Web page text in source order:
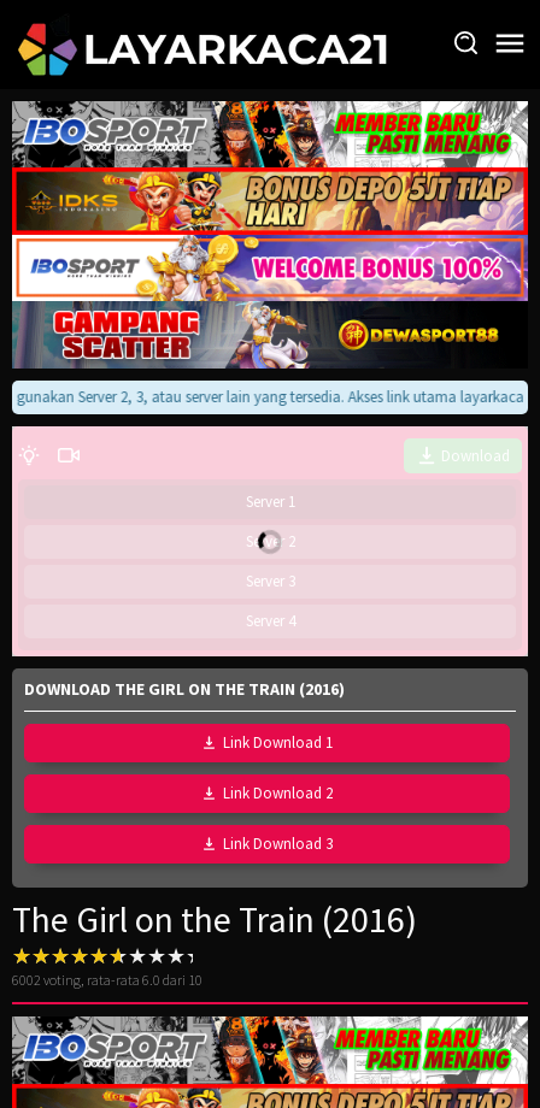
konten
Server 2, 3, atau server lain yang tersedia. Akses link utama layarkaca
Download
Server 1
Server 2
Server 3
Server 4
DOWNLOAD THE GIRL ON THE TRAIN (2016)
Link Download 1
Link Download 2
Link Download 3
The Girl on the Train (2016)
6002 voting, rata-rata 6.0 dari 10